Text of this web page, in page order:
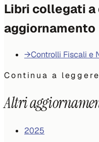
Libri collegati
aggiornamento
→Controlli Fiscali e
Continua a leggere
Altri
2025